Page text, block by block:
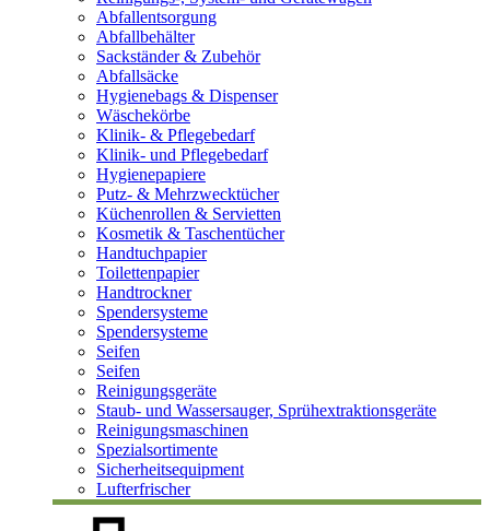
Abfallentsorgung
Abfallbehälter
Sackständer & Zubehör
Abfallsäcke
Hygienebags & Dispenser
Wäschekörbe
Klinik- & Pflegebedarf
Klinik- und Pflegebedarf
Hygienepapiere
Putz- & Mehrzwecktücher
Küchenrollen & Servietten
Kosmetik & Taschentücher
Handtuchpapier
Toilettenpapier
Handtrockner
Spendersysteme
Spendersysteme
Seifen
Seifen
Reinigungsgeräte
Staub- und Wassersauger, Sprühextraktionsgeräte
Reinigungsmaschinen
Spezialsortimente
Sicherheitsequipment
Lufterfrischer